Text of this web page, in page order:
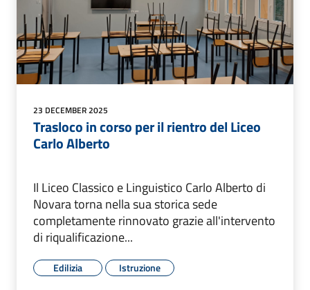
23 DECEMBER 2025
Trasloco in corso per il rientro del Liceo
Carlo Alberto
Il Liceo Classico e Linguistico Carlo Alberto di
Novara torna nella sua storica sede
completamente rinnovato grazie all'intervento
di riqualificazione...
Edilizia Istruzione